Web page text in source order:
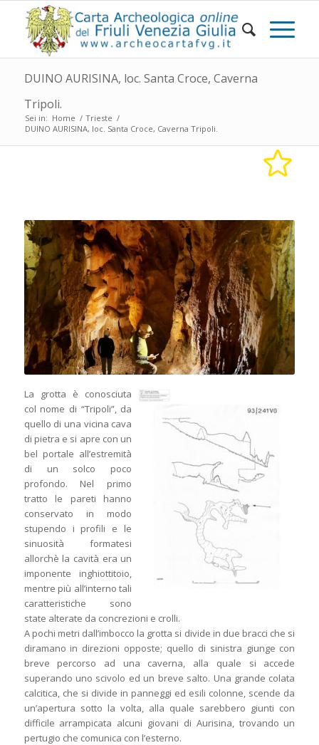
DUINO AURISINA, loc. Santa Croce, Caverna
Tripoli.
Sei in: Home / Trieste /
DUINO AURISINA, loc. Santa Croce, Caverna Tripoli.
La grotta è conosciuta
col nome di “Tripoli”, da
quello di una vicina cava
di pietra e si apre con un
bel portale all’estremità
di un solco poco
profondo. Nel primo
tratto le pareti hanno
conservato in modo
stupendo i profili e le
sinuosità formatesi
allorchè la cavità era un
imponente inghiottitoio,
mentre più all’interno tali
caratteristiche sono
state alterate da concrezioni e crolli.
A pochi metri dall’imbocco la grotta si divide in due bracci che si
diramano in direzioni opposte; quello di sinistra giunge con
breve percorso ad una caverna, alla quale si accede
superando uno scivolo ed un breve salto. Una grande colata
calcitica, che si divide in panneggi ed esili colonne, scende da
un’apertura sotto la volta, alla quale sarebbero giunti con
difficile arrampicata alcuni giovani di Aurisina, trovando un
pertugio che comunica con l’esterno.